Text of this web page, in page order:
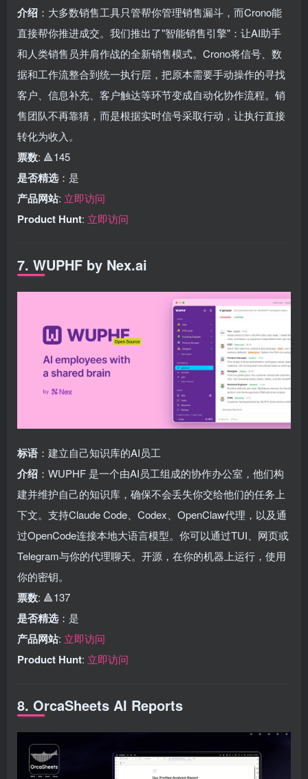
介绍 ：大多数销售工具只管帮你管理销售漏斗，而Crono能
直接帮你推进成交。我们推出了"智能销售引擎"：让AI助手
和人类销售员并肩作战的全新销售模式。Crono将信号、数
据和工作流整合到统一执行层，把原本需要手动操作的寻找
客户、信息补充、客户触达等环节变成自动化协作流程。销
售团队不再靠猜，而是根据实时信号采取行动，让执行直接
转化为收入。
票数: 🔺145
是否精选 ：是
产品网站: 立即访问
Product Hunt: 立即访问
7. WUPHF by Nex.ai
标语 ：建立自己知识库的AI员工
介绍 ：WUPHF 是一个由AI员工组成的协作办公室，他们构
建并维护自己的知识库，确保不会丢失你交给他们的任务上
下文。支持Claude Code、Codex、OpenClaw代理，以及通
过OpenCode连接本地大语言模型。你可以通过TUI、网页或
Telegram与你的代理聊天。开源，在你的机器上运行，使用
你的密钥。
票数: 🔺137
是否精选 ：是
产品网站: 立即访问
Product Hunt: 立即访问
8. OrcaSheets AI Reports